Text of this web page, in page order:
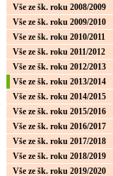
Vše ze šk. roku 2008/2009
Vše ze šk. roku 2009/2010
Vše ze šk. roku 2010/2011
Vše ze šk. roku 2011/2012
Vše ze šk. roku 2012/2013
Vše ze šk. roku 2013/2014
Vše ze šk. roku 2014/2015
Vše ze šk. roku 2015/2016
Vše ze šk. roku 2016/2017
Vše ze šk. roku 2017/2018
Vše ze šk. roku 2018/2019
Vše ze šk. roku 2019/2020